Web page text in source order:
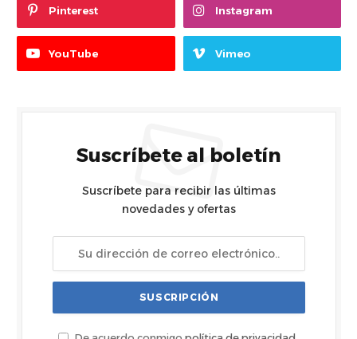
Pinterest Instagram
YouTube Vimeo
Suscríbete al boletín
Suscríbete para recibir las últimas
novedades y ofertas